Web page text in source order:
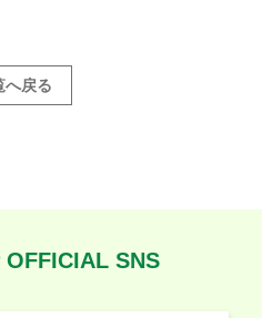
へ戻る
OFFICIAL SNS